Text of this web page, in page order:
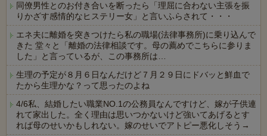
同僚男性とのお付き合いを断ったら「理屈に合わない主張を振
りかざす感情的なヒステリー女」と言いふらされて・・・
エネ夫に離婚を突きつけたら私の職場(法律事務所)に乗り込んで
きた 堂々と「離婚の法律相談です。母の薦めでこちらに参りま
した」と言っているが、この事務所は…
生理の予定が８月６日なんだけど７月２９日にドバッと鮮血で
たから生理かな？って思ったのよね
4/6私、結婚したい職業NO.1の公務員なんですけど、嫁が子供連
れて家出した。全く理由は思いつかないけど強いてあげるとす
れば母のせいかもしれない。嫁のせいでアトピー悪化しそう→